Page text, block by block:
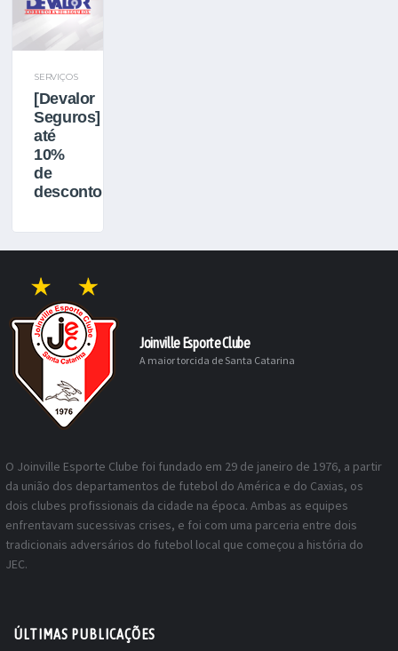
SERVIÇOS
[Devalor
Seguros]
até
10%
de
desconto
Joinville Esporte Clube
A maior torcida de Santa Catarina
O Joinville Esporte Clube foi fundado em 29 de janeiro de 1976, a partir
da união dos departamentos de futebol do América e do Caxias, os
dois clubes profissionais da cidade na época. Ambas as equipes
enfrentavam sucessivas crises, e foi com uma parceria entre dois
tradicionais adversários do futebol local que começou a história do
JEC.
ÚLTIMAS PUBLICAÇÕES